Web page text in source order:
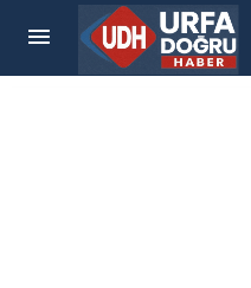
Haliliye'de Yaz